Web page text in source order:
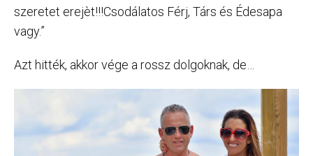
szeretet erejèt!!!Csodálatos Férj, Társ és Édesapa
vagy.”
Azt hitték, akkor vége a rossz dolgoknak, de…